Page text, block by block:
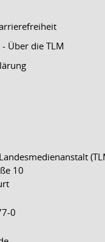
Über die TLM
10
0